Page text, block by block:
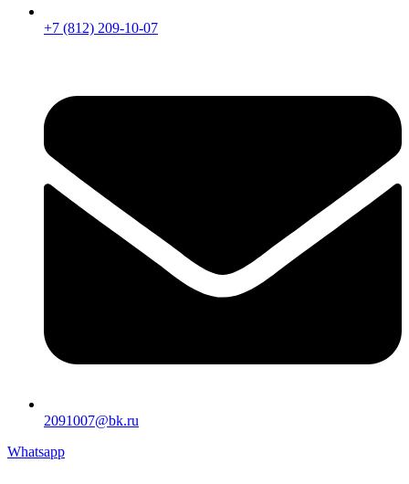
+7 (812) 209-10-07
2091007@bk.ru
Whatsapp